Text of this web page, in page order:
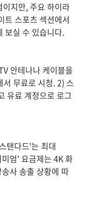
지만, 주요 하이라
트 스포츠 섹션에서
보실 수 있습니다.
안테나나 케이블을
무료로 시청. 2) 스
유료 계정으로 로그
탠다드'는 최대
엄' 요금제는 4K 화
사 송출 상황에 따